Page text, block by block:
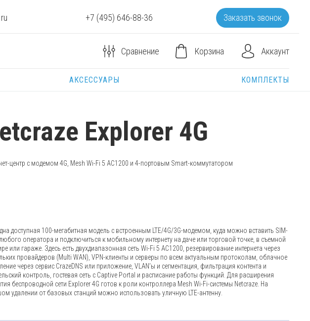
+7 (495) 646-88-36 Заказать звонок
Сравнение Корзина Аккаунт
АКСЕССУАРЫ КОМПЛЕКТЫ
Explorer 4G
центр с модемом 4G, Mesh Wi-Fi 5 AC1200 и 4-портовым Smart-коммутатором
доступная 100-мегабитная модель с встроенным LTE/4G/3G-модемом, куда можно вставить SIM-
любого оператора и подключиться к мобильному интернету на даче или торговой точке, в съемной
или гараже. Здесь есть двухдиапазонная сеть Wi-Fi 5 AC1200, резервирование интернета через
провайдеров (Multi WAN), VPN-клиенты и серверы по всем актуальным протоколам, облачное
через сервис CrazeDNS или приложение, VLAN’ы и сегментация, фильтрация контента и
контроль, гостевая сеть c Captive Portal и расписание работы функций. Для расширения
беспроводной сети Explorer 4G готов к роли контроллера Mesh Wi-Fi-системы Netcraze. На
удалении от базовых станций можно использовать уличную LTE-антенну.